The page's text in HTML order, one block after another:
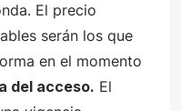
El precio
serán los que
en el momento
del acceso. El